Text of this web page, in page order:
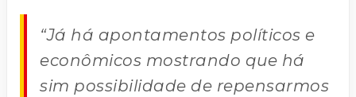
“Já há apontamentos políticos e
econômicos mostrando que há
sim possibilidade de repensarmos